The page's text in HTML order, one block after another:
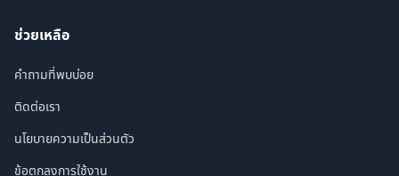
ช่วยเหลือ
คำถามที่พบบ่อย
ติดต่อเรา
นโยบายความเป็นส่วนตัว
ข้อตกลงการใช้งาน